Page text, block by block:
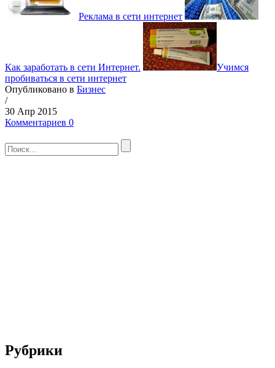
Реклама в сети интернет
Как заработать в сети Интернет.
Учимся
пробиваться в сети интернет
Опубликовано в Бизнес
/
30 Апр 2015
Комментариев 0
Рубрики